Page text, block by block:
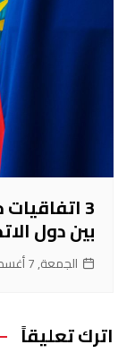
3
بين دول
الجمعة, 7 أغسطس 2026, 17:54
اترك تعليقاً